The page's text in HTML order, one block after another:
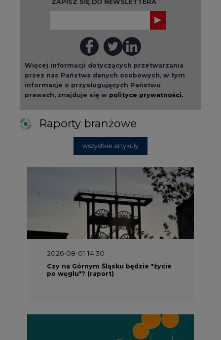
Więcej informacji dotyczących przetwarzania
przez nas Państwa danych osobowych, w tym
informacje o przysługujących Państwu
prawach, znajduje się w polityce prywatności.
Raporty branżowe
2026-08-01 14:30
Czy na Górnym Śląsku będzie "życie
po węglu"? (raport)